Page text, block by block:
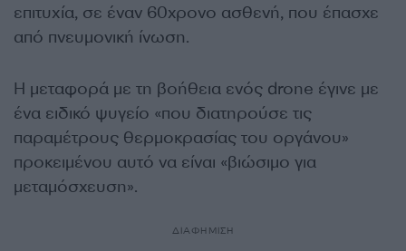
επιτυχία, σε έναν 60χρονο ασθενή, που έπασχε
από πνευμονική ίνωση.
Η μεταφορά με τη βοήθεια ενός drone έγινε με
ένα ειδικό ψυγείο «που διατηρούσε τις
παραμέτρους θερμοκρασίας του οργάνου»
προκειμένου αυτό να είναι «βιώσιμο για
μεταμόσχευση».
ΔΙΑΦΗΜΙΣΗ